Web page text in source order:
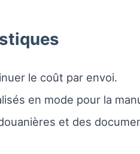
le coût par envoi.
en mode pour la
et des